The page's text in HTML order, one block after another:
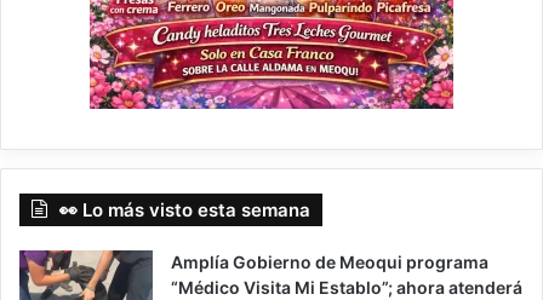
👀 Lo más visto esta semana
Amplía Gobierno de Meoqui programa
“Médico Visita Mi Establo”; ahora atenderá